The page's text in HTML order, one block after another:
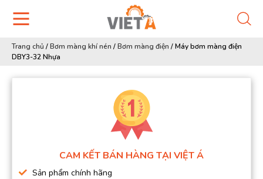
Trang chủ /Bơm màng khí nén /Bơm màng điện /Máy bơm màng điện
DBY3-32 Nhựa
CAM KẾT BÁN HÀNG TẠI VIỆT Á
Sản phẩm chính hãng